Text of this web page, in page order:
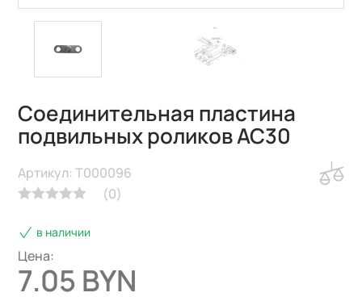
Соединительная пластина
подвильных роликов AC30
(0)
Артикул: T000096
в наличии
Цена:
7.05 BYN